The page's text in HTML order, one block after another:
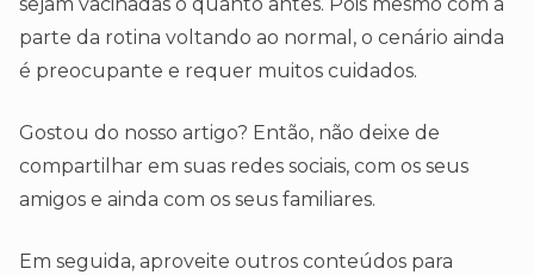
sejam vacinadas o quanto antes. Pois mesmo com a
parte da rotina voltando ao normal, o cenário ainda
é preocupante e requer muitos cuidados.
Gostou do nosso artigo? Então, não deixe de
compartilhar em suas redes sociais, com os seus
amigos e ainda com os seus familiares.
Em seguida, aproveite outros conteúdos para